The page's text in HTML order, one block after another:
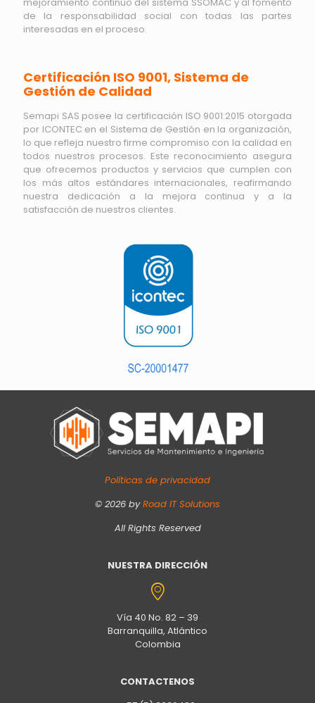
de la responsabilidad social con todas las partes
interesadas en el proceso.
Certificación ISO 9001, Sistema de
Gestión de Calidad
Semapi SAS posee la certificación ISO 9001:2015 otorgada
por ICONTEC en el Sistema de Gestión en la organización,
lo que refleja nuestro firme compromiso con la calidad en
todos nuestros procesos. Este reconocimiento asegura
que ofrecemos productos y servicios que cumplen con
los más altos estándares internacionales, reafirmando
nuestra dedicación a la mejora continua y a la
satisfacción de nuestros clientes.
Políticas de privacidad
© 2026 byRoad IT Solutions
All Rights Reserved
NUESTRA DIRECCIÓN
Vía 40 No. 82 – 39
Barranquilla, Atlántico
Colombia
CONTACTENOS